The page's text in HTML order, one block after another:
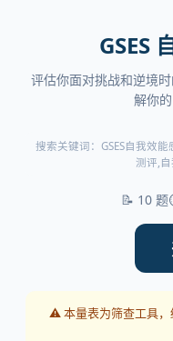
GSES
评估你面对挑战和逆境
解你
搜索关键词：GSES自我效
测评,
📝 10 题
⚠️ 本量表为筛查工具，